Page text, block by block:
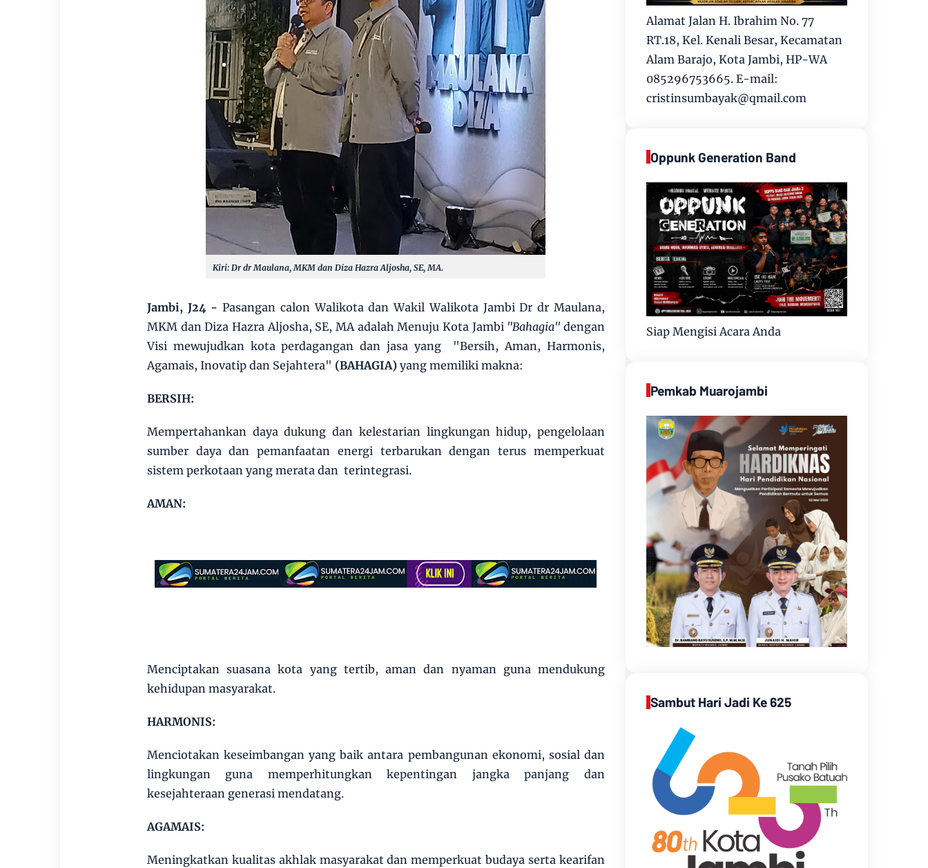
Kiri: Dr dr Maulana, MKM dan Diza Hazra Aljosha, SE, MA.
Jambi, J24 - Pasangan calon Walikota dan Wakil Walikota Jambi Dr dr Maulana,
MKM dan Diza Hazra Aljosha, SE, MA adalah Menuju Kota Jambi "Bahagia"dengan
Visi mewujudkan kota perdagangan dan jasa yang "Bersih, Aman, Harmonis,
Agamais, Inovatip dan Sejahtera" (BAHAGIA) yang memiliki makna:
BERSIH:
Mempertahankan daya dukung dan kelestarian lingkungan hidup, pengelolaan
sumber daya dan pemanfaatan energi terbarukan dengan terus memperkuat
sistem perkotaan yang merata dan terintegrasi.
AMAN:
Menciptakan suasana kota yang tertib, aman dan nyaman guna mendukung
kehidupan masyarakat.
HARMONIS:
Menciotakan keseimbangan yang baik antara pembangunan ekonomi, sosial dan
lingkungan guna memperhitungkan kepentingan jangka panjang dan
kesejahteraan generasi mendatang.
AGAMAIS:
Meningkatkan kualitas akhlak masyarakat dan memperkuat budaya serta kearifan
Alamat Jalan H. Ibrahim No. 77
RT.18, Kel. Kenali Besar, Kecamatan
Alam Barajo, Kota Jambi, HP-WA
085296753665. E-mail:
cristinsumbayak@qmail.com
Oppunk Generation Band
Siap Mengisi Acara Anda
Pemkab Muarojambi
Sambut Hari Jadi Ke 625